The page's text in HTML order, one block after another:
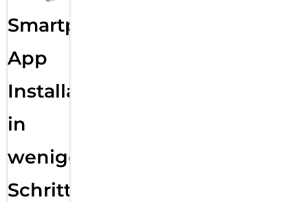
Smartphone
App
Installation
in
wenigen
Schritten